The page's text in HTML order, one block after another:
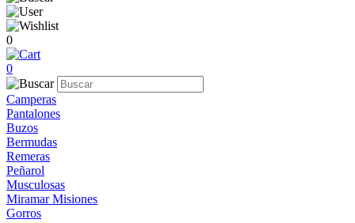
0
0
Camperas
Pantalones
Buzos
Bermudas
Remeras
Peñarol
Musculosas
Miramar Misiones
Gorros